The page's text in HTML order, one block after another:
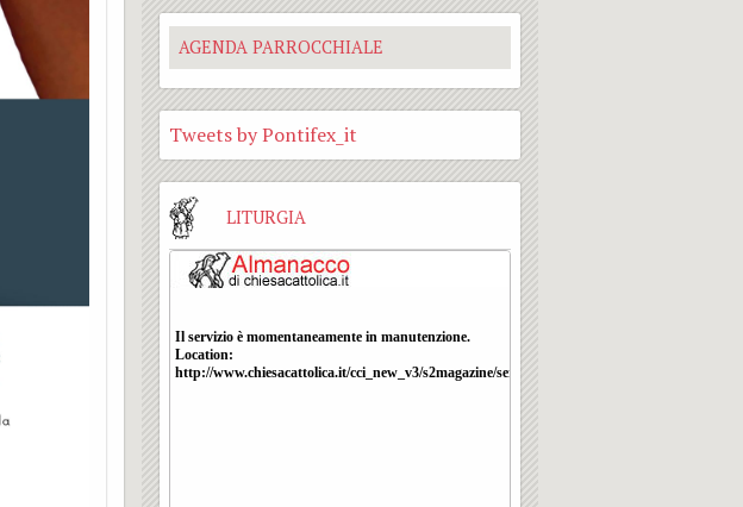
AGENDA PARROCCHIALE
Tweets by Pontifex_it
LITURGIA